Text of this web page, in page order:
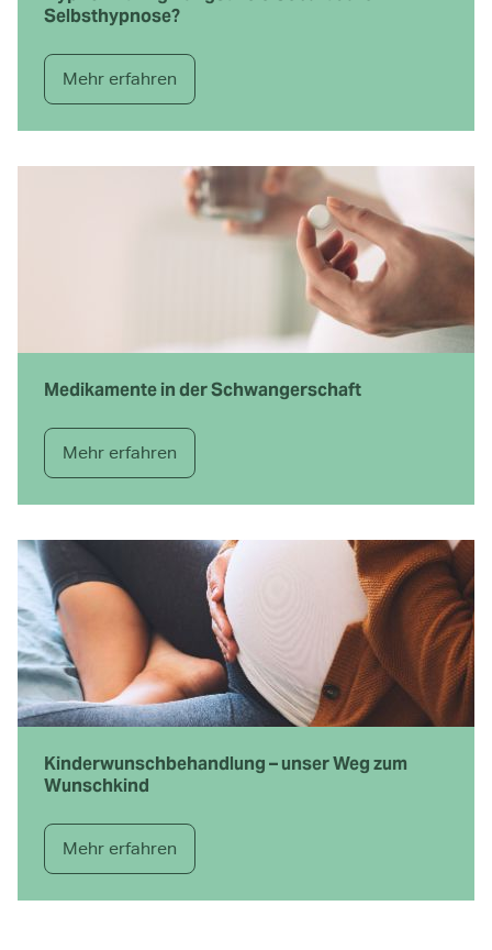
Selbst­hypnose?
Mehr erfahren
Medikamente in der Schwangerschaft
Mehr erfahren
Kinderwunsch­behandlung – unser Weg zum
Wunschkind
Mehr erfahren